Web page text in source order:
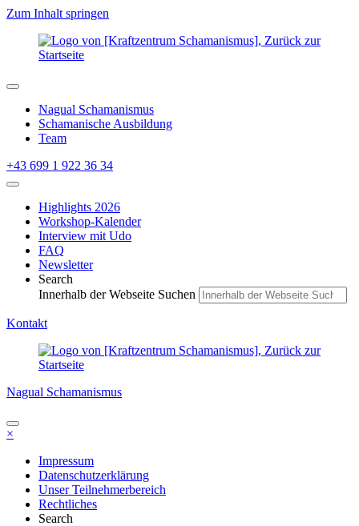
Zum Inhalt springen
Nagual Schamanismus
Schamanische Ausbildung
Team
+43 699 1 922 36 34
Highlights 2026
Workshop-Kalender
Interview mit Udo
FAQ
Newsletter
Search
Innerhalb der Webseite Suchen
Kontakt
Nagual Schamanismus
×
Impressum
Datenschutzerklärung
Unser Teilnehmerbereich
Rechtliches
Search